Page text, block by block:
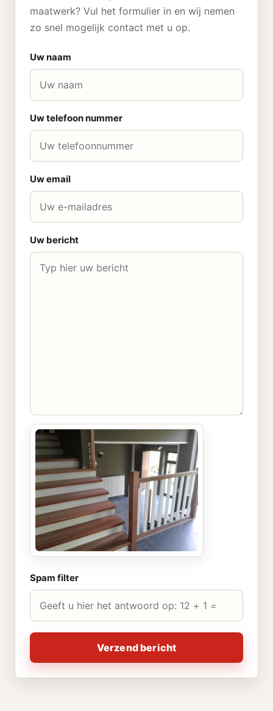
maatwerk? Vul het formulier in en wij nemen
zo snel mogelijk contact met u op.
Uw naam
Uw telefoon nummer
Uw email
Uw bericht
Spam filter
Verzend bericht